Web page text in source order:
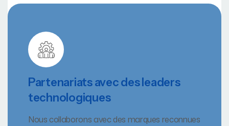
Partenariats avec des leaders
technologiques
Nous collaborons avec des marques reconnues